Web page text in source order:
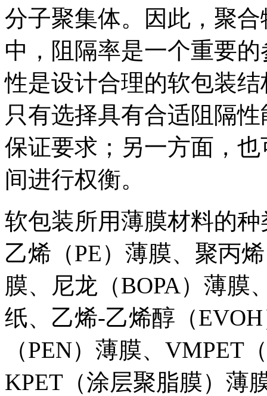
分子聚集体。因此，聚
中，阻隔率是一个重要
性是设计合理的软包装
只有选择具有合适阻隔
保证要求；另一方面，
间进行权衡。
软包装所用薄膜材料的
乙烯（PE）薄膜、聚丙
膜、尼龙（BOPA）薄膜
纸、乙烯-乙烯醇（
（PEN）薄膜、VMPET
KPET（涂层聚脂膜）薄